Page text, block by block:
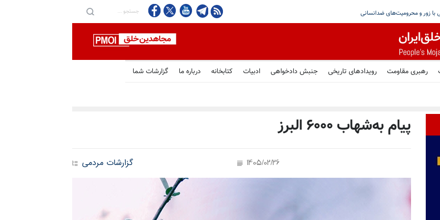
تشدید فشار علیه زندانیان سیاسی، جابه‌جایی با زور و محرومیت‌های ضدانسانی
رهبری مقاومت رویدادهای تاریخی جنبش دادخواهی ادبیات کتابخانه درباره ما گزارشات شما
پیام به‌شهاب ۶۰۰۰ البرز
گزارشات مردمی 1405/02/26